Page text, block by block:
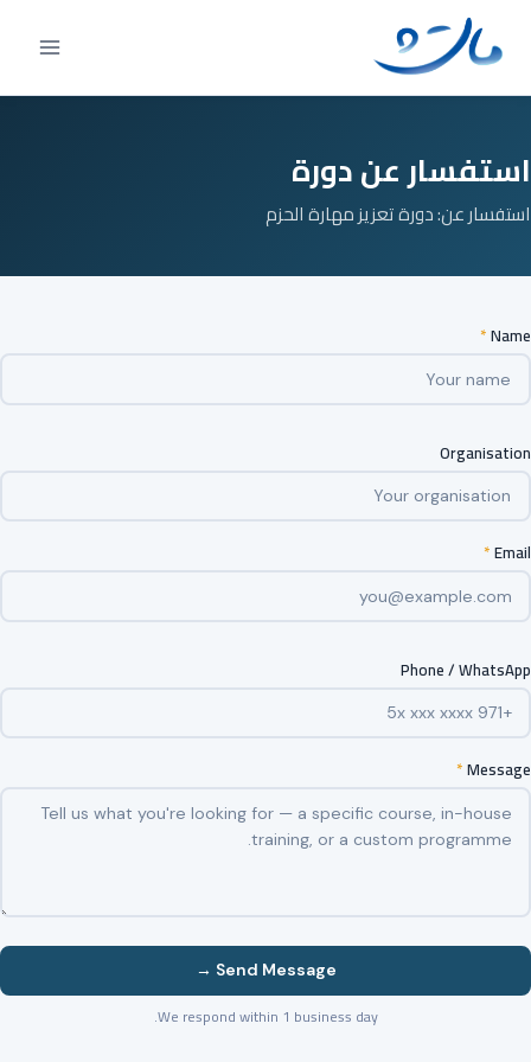
content
استفسار عن دورة
استفسار عن: دورة تعزيز مهارة الحزم
Name
*
Organisation
Email
*
Phone / WhatsApp
Message
*
Send Message →
We respond within 1 business day.